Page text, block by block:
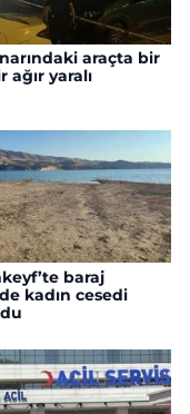
araçta bir
ağır yaralı
baraj
kadın cesedi